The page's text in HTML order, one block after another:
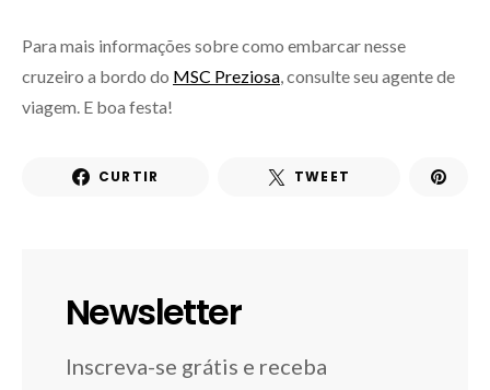
Para mais informações sobre como embarcar nesse
cruzeiro a bordo do MSC Preziosa , consulte seu agente de
viagem. E boa festa!
CURTIR TWEET
Newsletter
Inscreva-se grátis e receba